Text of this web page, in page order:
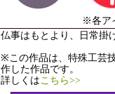
※各ア
仏事はもとより、日常掛
※この作品は、特殊工芸
作した作品です。
詳しくはこちら>>